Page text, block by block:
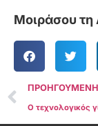
Μοιράσου τη